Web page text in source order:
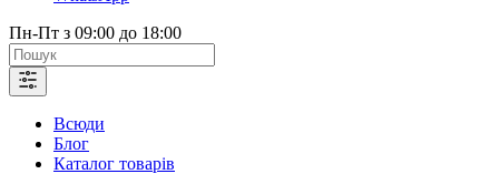
Пн-Пт з 09:00 до 18:00
Всюди
Блог
Каталог товарів